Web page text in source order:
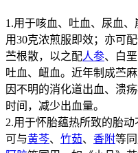
1.用于咳血、吐血、尿血
用30克浓煎服即效；亦可
苎根散，以之配人参、白
吐血、衄血。近年制成苎
因不明的消化道出血、溃
时间，减少出血量。
2.用于怀胎蕴热所致的胎动
可与黄芩、 竹茹、 香附等